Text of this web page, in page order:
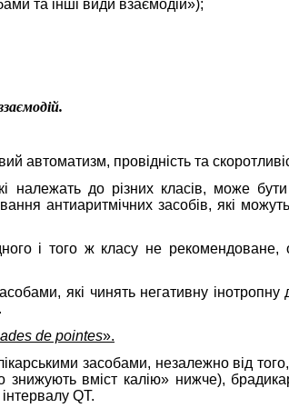
та інші види взаємодій»);
автоматизм, провідність та
належать до різних класів, може
антиаритмічних засобів, які
і того ж класу не рекомендоване,
які чинять негативну
de pointes».
засобами, незалежно від
знижують вміст калію» нижче),
QT.